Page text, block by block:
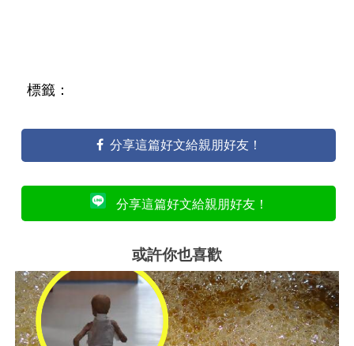
標籤：
分享這篇好文給親朋好友！
分享這篇好文給親朋好友！
或許你也喜歡